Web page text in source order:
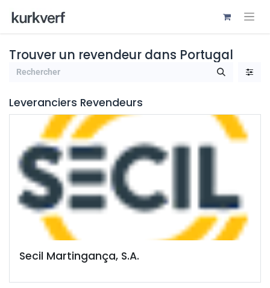
Trouver un revendeur dans Portugal
Leveranciers Revendeurs
Secil Martingança, S.A.